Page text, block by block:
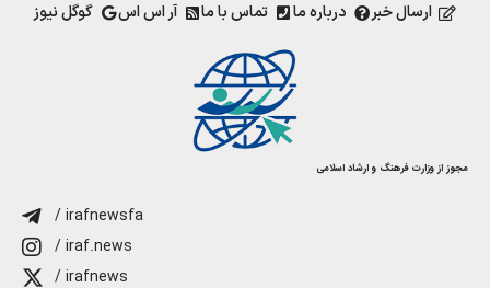
ارسال خبر درباره ما تماس با ما آر اس اس گوگل نیوز
مجوز از وزارت فرهنگ و ارشاد اسلامی
/ irafnewsfa
/ iraf.news
/ irafnews